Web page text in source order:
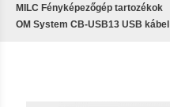
MILC Fényképezőgép tartozékok
OM System CB-USB13 USB kábel